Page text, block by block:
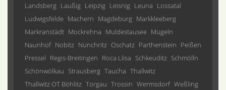
Landsberg Laußig Leipzig Leisnig Leuna Lossatal
Ludwigsfelde Machern Magdeburg Markkleeberg
Markranstädt Mockrehna Muldestausee Mügeln
Naunhof Nobitz Nünchritz Oschatz Parthenstein Peißen
Pressel Regis-Breitingen Roca Llisa Schkeuditz Schmölln
Schönwölkau Strausberg Taucha Thallwitz
Thallwitz OT Böhlitz Torgau Trossin Wermsdorf Weßling